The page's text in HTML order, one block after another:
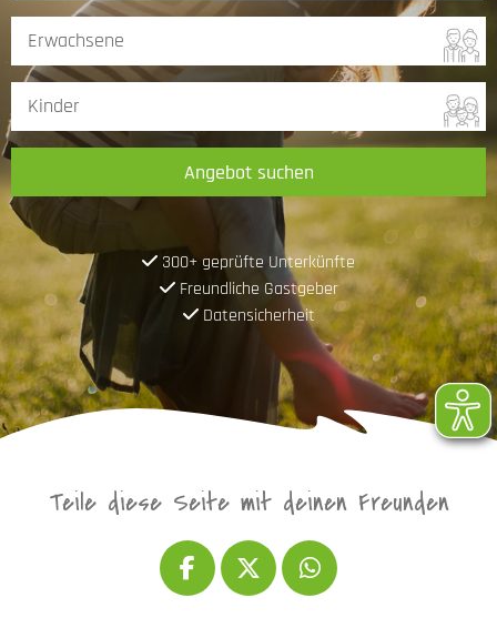
Angebot suchen
300+ geprüfte Unterkünfte
Freundliche Gastgeber
Datensicherheit
Teile diese Seite mit deinen Freunden